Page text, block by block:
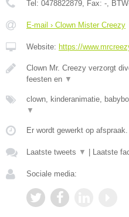
Tel: 0478822879, Fax: -,
E-mail › Clown Mister Creezy
Website: https://
Clown Mr. Creezy verzorgt
feesten en ▼
clown, kinderanimatie,
▼
Er wordt gewerkt op afspraak.
Laatste tweets ▼ Laatste
Sociale media: